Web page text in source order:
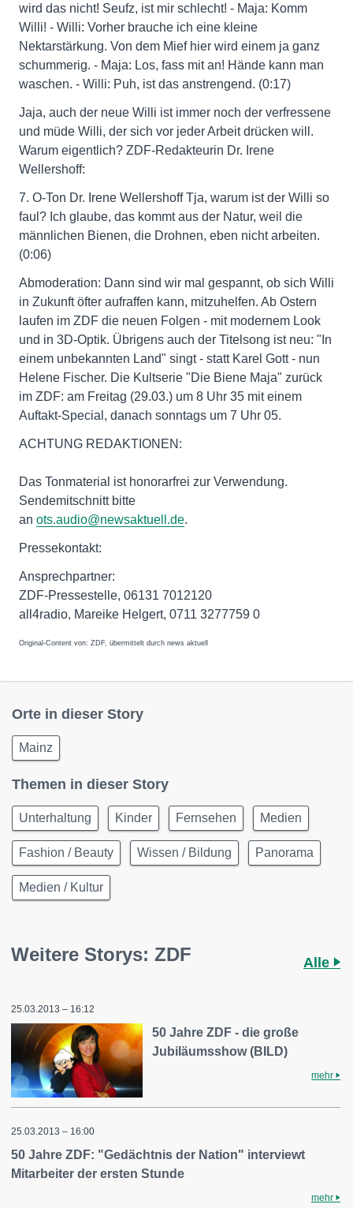
wird das nicht! Seufz, ist mir schlecht! - Maja: Komm
Willi! - Willi: Vorher brauche ich eine kleine
Nektarstärkung. Von dem Mief hier wird einem ja ganz
schummerig. - Maja: Los, fass mit an! Hände kann man
waschen. - Willi: Puh, ist das anstrengend. (0:17)
Jaja, auch der neue Willi ist immer noch der verfressene
und müde Willi, der sich vor jeder Arbeit drücken will.
Warum eigentlich? ZDF-Redakteurin Dr. Irene
Wellershoff:
7. O-Ton Dr. Irene Wellershoff Tja, warum ist der Willi so
faul? Ich glaube, das kommt aus der Natur, weil die
männlichen Bienen, die Drohnen, eben nicht arbeiten.
(0:06)
Abmoderation: Dann sind wir mal gespannt, ob sich Willi
in Zukunft öfter aufraffen kann, mitzuhelfen. Ab Ostern
laufen im ZDF die neuen Folgen - mit modernem Look
und in 3D-Optik. Übrigens auch der Titelsong ist neu: "In
einem unbekannten Land" singt - statt Karel Gott - nun
Helene Fischer. Die Kultserie "Die Biene Maja" zurück
im ZDF: am Freitag (29.03.) um 8 Uhr 35 mit einem
Auftakt-Special, danach sonntags um 7 Uhr 05.
ACHTUNG REDAKTIONEN:
Das Tonmaterial ist honorarfrei zur Verwendung.
Sendemitschnitt bitte
an ots.audio@newsaktuell.de.
Pressekontakt:
Ansprechpartner:
ZDF-Pressestelle, 06131 7012120
all4radio, Mareike Helgert, 0711 3277759 0
Original-Content von: ZDF, übermittelt durch news aktuell
Orte in dieser Story
Mainz
Themen in dieser Story
Unterhaltung Kinder Fernsehen Medien
Fashion / Beauty Wissen / Bildung Panorama
Medien / Kultur
Weitere Storys: ZDF Alle
25.03.2013 – 16:12
50 Jahre ZDF - die große
Jubiläumsshow (BILD)
mehr
25.03.2013 – 16:00
50 Jahre ZDF: "Gedächtnis der Nation" interviewt
Mitarbeiter der ersten Stunde
mehr